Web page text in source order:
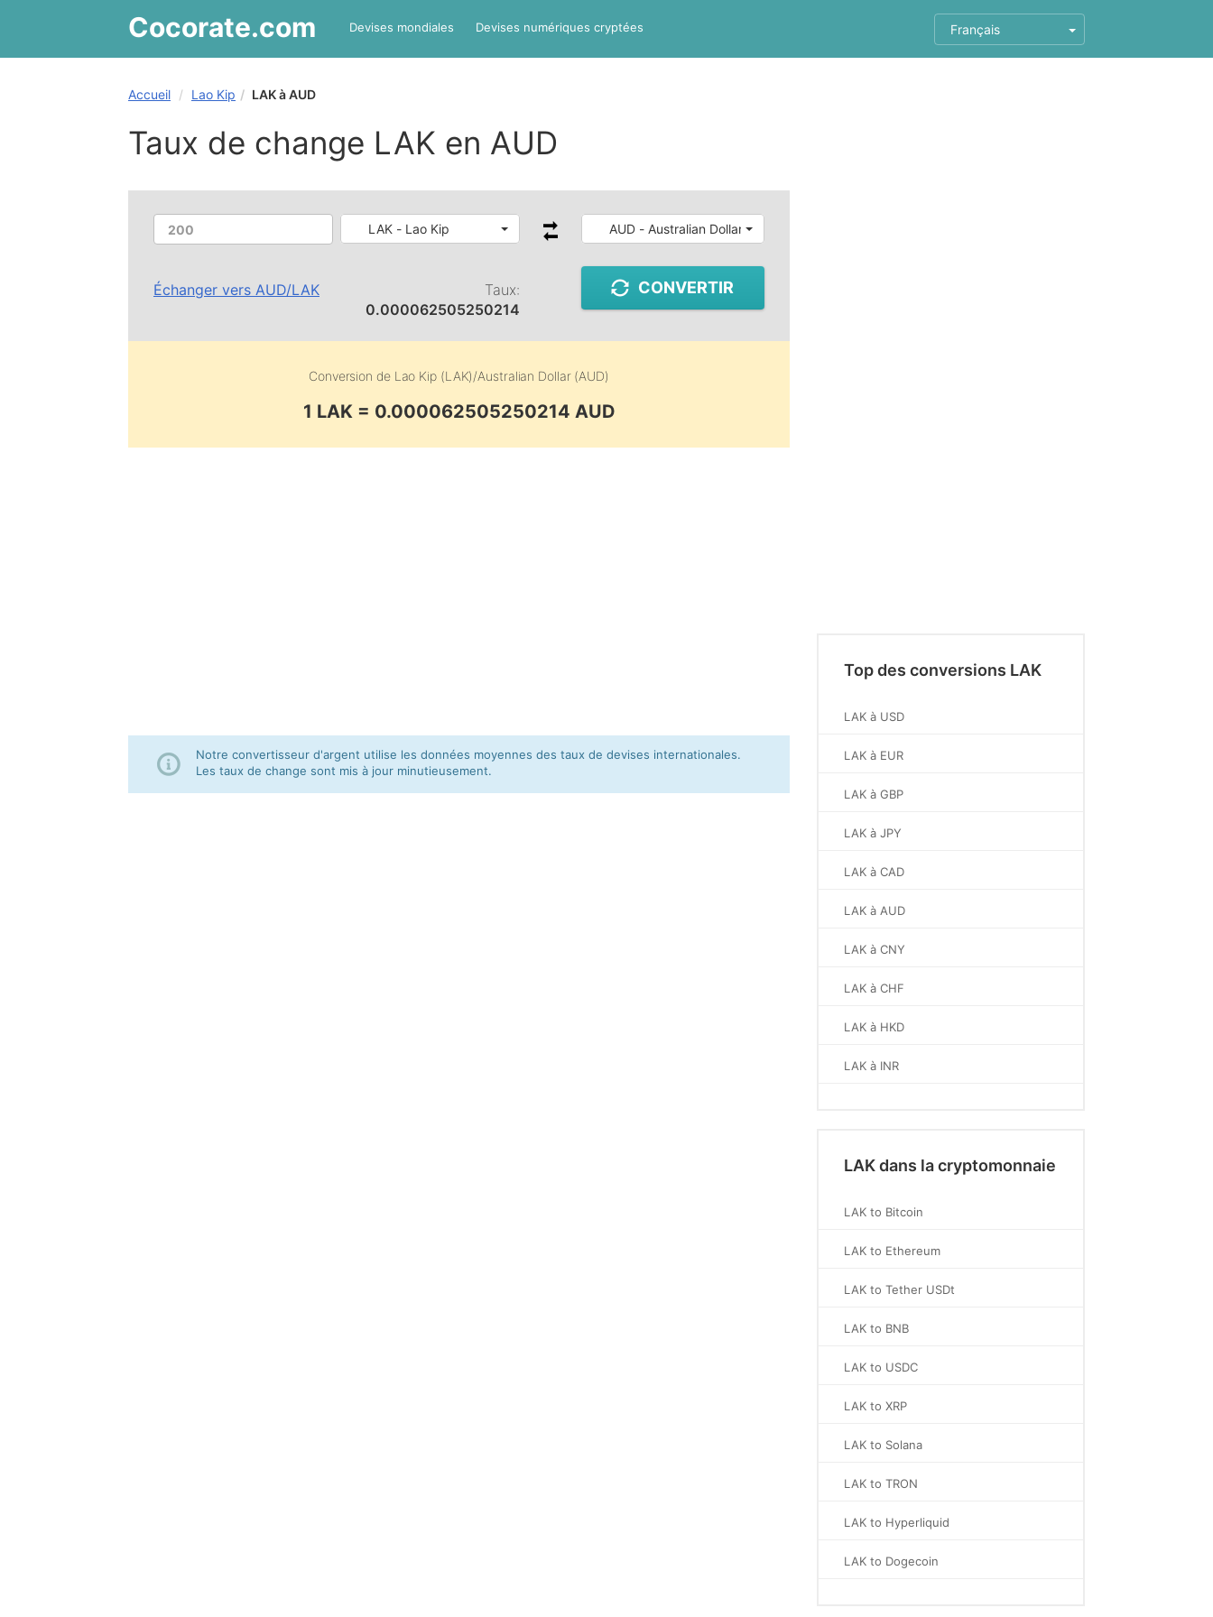
Cocorate.com Devises mondiales Devises numériques cryptées Français
Accueil Lao Kip LAK à AUD
Taux de change LAK en AUD
LAK - Lao Kip AUD - Australian Dollar
Échanger vers AUD/LAK
Taux:
0.000062505250214
CONVERTIR
Conversion de Lao Kip (LAK)/Australian Dollar (AUD)
1 LAK = 0.000062505250214 AUD
Notre convertisseur d'argent utilise les données moyennes des taux de devises internationales.
Les taux de change sont mis à jour minutieusement.
Top des conversions LAK
LAK à USD
LAK à EUR
LAK à GBP
LAK à JPY
LAK à CAD
LAK à AUD
LAK à CNY
LAK à CHF
LAK à HKD
LAK à INR
LAK dans la cryptomonnaie
LAK to Bitcoin
LAK to Ethereum
LAK to Tether USDt
LAK to BNB
LAK to USDC
LAK to XRP
LAK to Solana
LAK to TRON
LAK to Hyperliquid
LAK to Dogecoin